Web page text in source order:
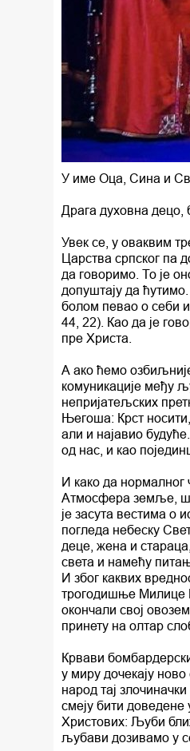
У име Оца, Сина и
Драга духовна децо,
Увек се, у оваквим
Царства српског па
да говоримо. То је
допуштају да
болом певао о себи
44, 22). Као да је
пре Христа.
А ако ћемо
комуникације међу
непријатељских
Његоша: Крст
али и најавио
од нас, и као
И како да нормалног
Атмосфера земље,
је засута вестима
погледа небеску
деце, жена и
света и намећу
И због каквих
трогодишње Милице
окончали свој
принету на олтар
Крвави
у миру дочекају
народ тај
смеју бити
Христових: Љуби
љубави дозивамо у